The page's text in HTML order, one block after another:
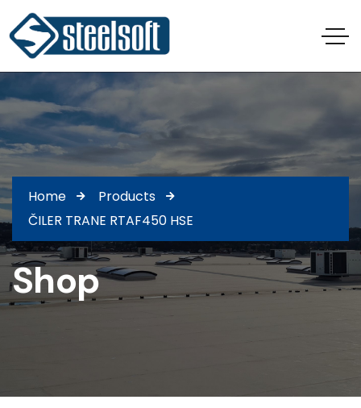
Home
Products
ČILER TRANE RTAF450 HSE
Shop